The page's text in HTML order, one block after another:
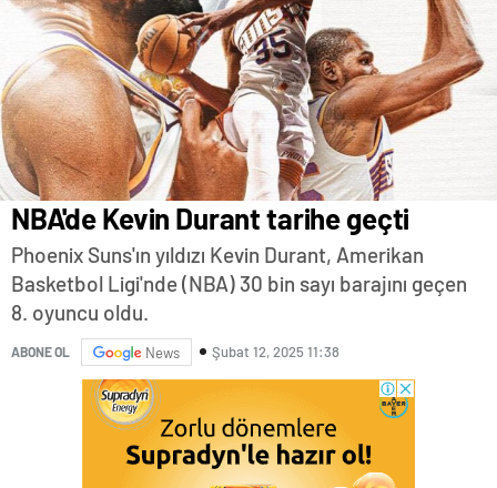
NBA'de Kevin Durant tarihe geçti
Phoenix Suns'ın yıldızı Kevin Durant, Amerikan
Basketbol Ligi'nde (NBA) 30 bin sayı barajını geçen
8. oyuncu oldu.
ABONE OL News Şubat 12, 2025 11:38